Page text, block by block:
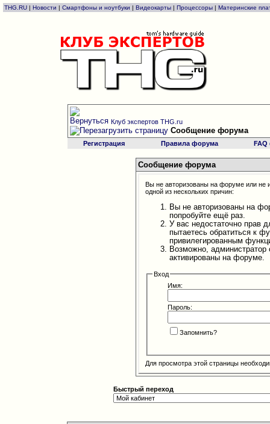
THG.RU | Новости | Смартфоны и ноутбуки | Видеокарты | Процессоры | Материнские
Клуб экспертов THG.ru
Сообщение форума
Регистрация Правила форума
Сообщение форума
Вы не авторизованы на форуме или не
одной из нескольких причин:
Вы не авторизованы на
попробуйте ещё раз.
У вас недостаточно прав
пытаетесь обратиться к
привилегированным
Возможно,
активированы на форуме.
Вход
Имя:
Пароль:
Запомнить?
Для просмотра этой страницы
Быстрый переход